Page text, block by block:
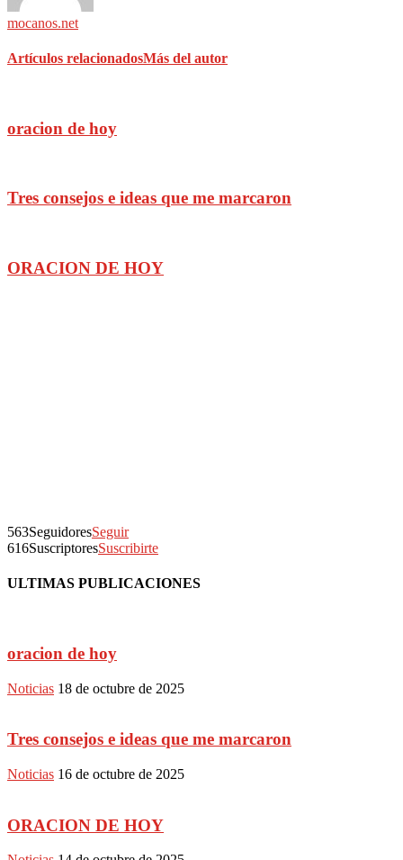
mocanos.net
Artículos relacionadosMás del autor
oracion de hoy
Tres consejos e ideas que me marcaron
ORACION DE HOY
563SeguidoresSeguir
616SuscriptoresSuscribirte
ULTIMAS PUBLICACIONES
oracion de hoy
Noticias 18 de octubre de 2025
Tres consejos e ideas que me marcaron
Noticias 16 de octubre de 2025
ORACION DE HOY